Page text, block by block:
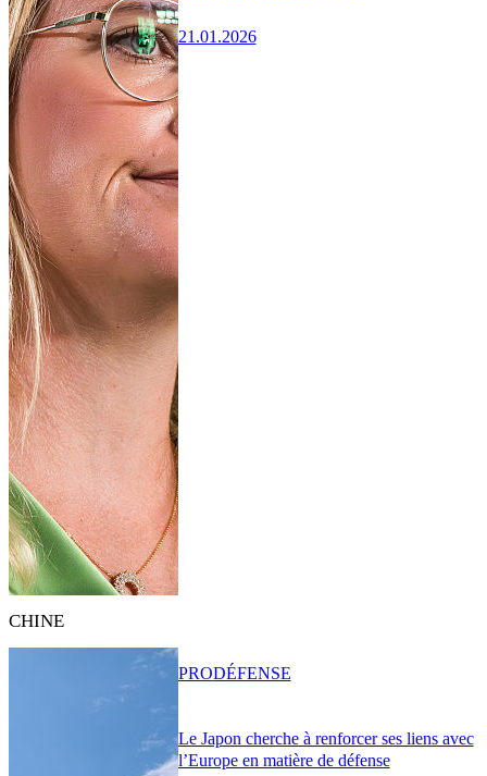
21.01.2026
CHINE
Le Japon cherche à renforcer ses liens avec
l’Europe en matière de défense
PRODÉFENSE